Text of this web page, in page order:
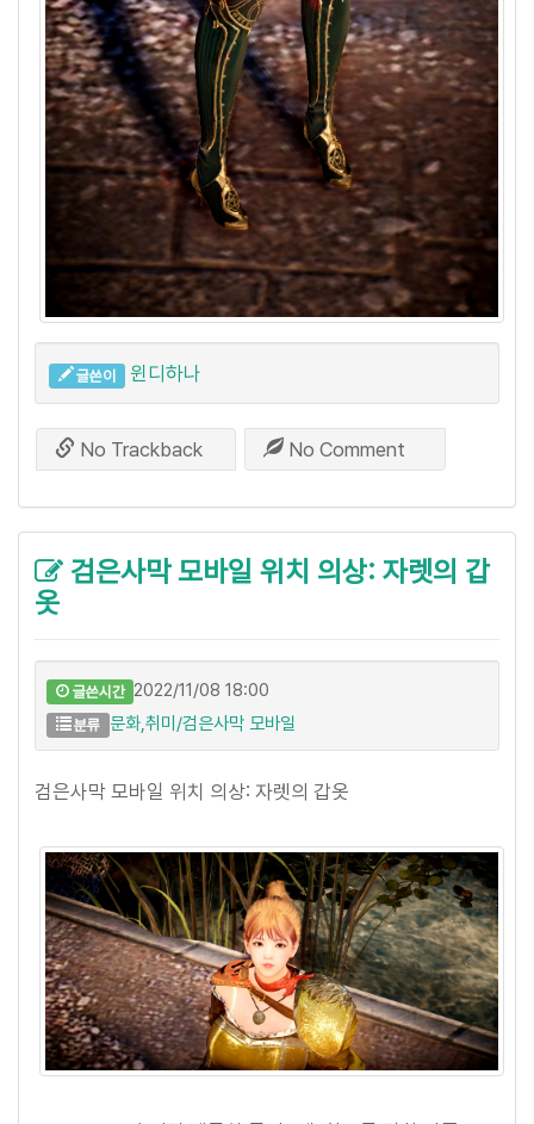
글쓴이 윈디하나
No Trackback No Comment
검은사막 모바일 위치 의상: 자렛의 갑
옷
글쓴시간 2022/11/08 18:00
분류 문화,취미/검은사막 모바일
검은사막 모바일 위치 의상: 자렛의 갑옷